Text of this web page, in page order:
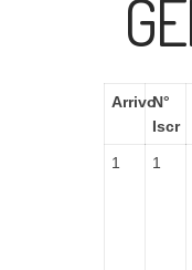
ArrivoN°
Iscr
1 1